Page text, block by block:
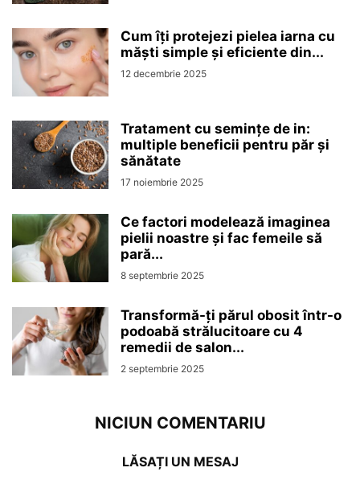
Cum îți protejezi pielea iarna cu
măști simple și eficiente din...
12 decembrie 2025
Tratament cu semințe de in:
multiple beneficii pentru păr și
sănătate
17 noiembrie 2025
Ce factori modelează imaginea
pielii noastre și fac femeile să
pară...
8 septembrie 2025
Transformă-ți părul obosit într-o
podoabă strălucitoare cu 4
remedii de salon...
2 septembrie 2025
NICIUN COMENTARIU
LĂSAȚI UN MESAJ